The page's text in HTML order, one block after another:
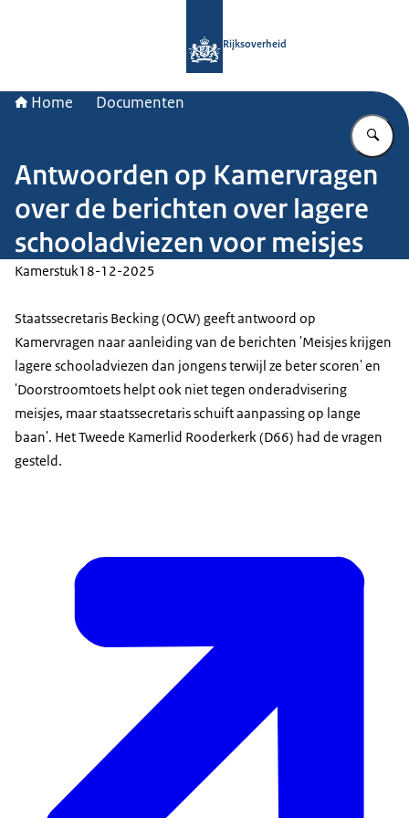
Rijksoverheid
Home Documenten
Antwoorden op Kamervragen
over de berichten over lagere
schooladviezen voor meisjes
Kamerstuk18-12-2025
Staatssecretaris Becking (OCW) geeft antwoord op
Kamervragen naar aanleiding van de berichten 'Meisjes krijgen
lagere schooladviezen dan jongens terwijl ze beter scoren' en
'Doorstroomtoets helpt ook niet tegen onderadvisering
meisjes, maar staatssecretaris schuift aanpassing op lange
baan'. Het Tweede Kamerlid Rooderkerk (D66) had de vragen
gesteld.